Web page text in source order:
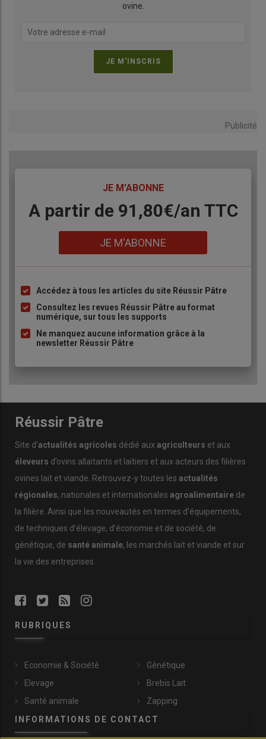
ovine.
Publicité
JE M'ABONNE
Body
A partir de 91,80€/an​ TTC
JE M'ABONNE
Liste
à
puce
Accédez à tous les articles du site Réussir Pâtre
Consultez les revues Réussir Pâtre au format
numérique, sur tous les supports
Ne manquez aucune information grâce à la
newsletter Réussir Pâtre
Réussir Pâtre
Site d’actualités agricoles dédié aux agriculteurs et aux
éleveurs d’ovins allaitants et laitiers et aux acteurs des filières
ovines lait et viande. Retrouvez-y toutes les actualités
régionales, nationales et internationales agroalimentaire de
la filière. Ainsi que les nouveautés en termes d’équipements,
de techniques d’élevage, d’économie et de société, de
génétique, de santé animale, les marchés lait et viande et sur
la vie des entreprises.
RUBRIQUES
Economie & Société
Elevage
Santé animale
Génétique
Brebis Lait
Zapping
INFORMATIONS DE CONTACT